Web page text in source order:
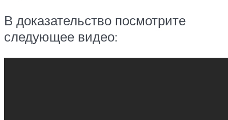
В доказательство посмотрите
следующее видео: